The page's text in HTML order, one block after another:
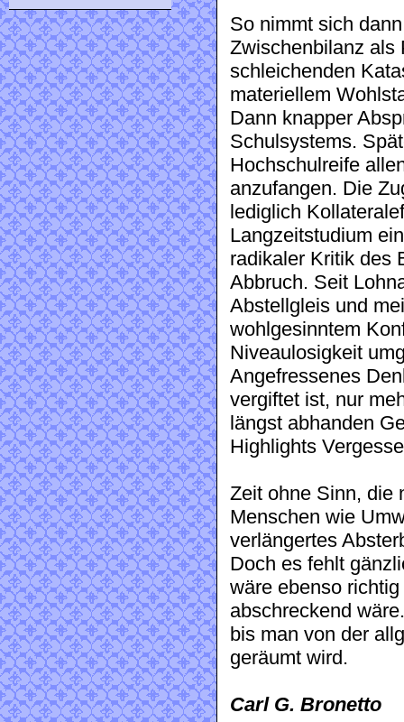
So nimmt sich
Zwischenbilanz als
schleichenden
materiellem
Dann knapper
Schulsystems.
Hochschulreife
anzufangen. Die
lediglich
Langzeitstudium
radikaler Kritik des
Abbruch. Seit
Abstellgleis und
wohlgesinntem
Niveaulosigkeit
Angefressenes
vergiftet ist, nur
längst abhanden
Highlights
Zeit ohne Sinn, die
Menschen wie
verlängertes
Doch es fehlt
wäre ebenso
abschreckend
bis man von der
geräumt wird.
Carl G. Bronetto